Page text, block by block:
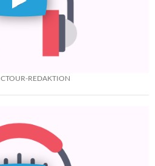
CTOUR-REDAKTION